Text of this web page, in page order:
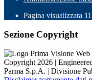
Pagina visualizzata
Sezione Copyright
Copyright 2026 |
Parma S.p.A. | Divisione